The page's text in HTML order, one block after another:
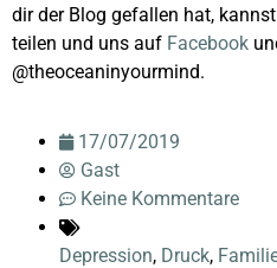
dir der Blog gefallen hat,
teilen und uns auf Facebook
@theoceaninyourmind.
17/07/2019
Gast
Keine Kommentare
Depression, Druck,